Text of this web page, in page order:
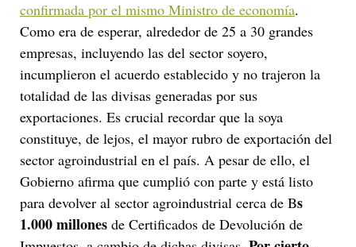
confirmada por el mismo Ministro de economía.
Como era de esperar, alrededor de 25 a 30 grandes
empresas, incluyendo las del sector soyero,
incumplieron el acuerdo establecido y no trajeron la
totalidad de las divisas generadas por sus
exportaciones. Es crucial recordar que la soya
constituye, de lejos, el mayor rubro de exportación del
sector agroindustrial en el país. A pesar de ello, el
Gobierno afirma que cumplió con parte y está listo
para devolver al sector agroindustrial cerca de Bs
1.000 millones de Certificados de Devolución de